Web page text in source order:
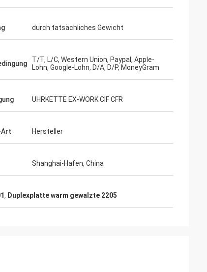
durch tatsächliches Gewicht
T/T, L/C, Western Union, Paypal, Apple-
Lohn, Google-Lohn, D/A, D/P, MoneyGram
UHRKETTE EX-WORK CIF CFR
Hersteller
Shanghai-Hafen, China
, Duplexplatte warm gewalzte 2205